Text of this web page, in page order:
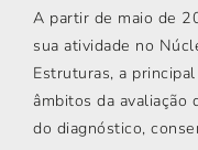
A partir de maio de
sua atividade no
Estruturas, a
âmbitos da
do diagnóstico,